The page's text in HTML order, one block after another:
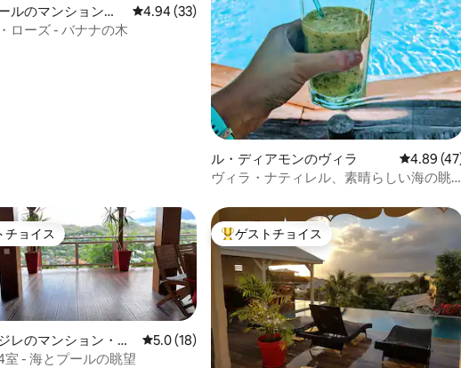
つ星の平均評価
ルのマンション・
レビュー33件、5つ星中4.94つ星の平均評価
4.94 (33)
ローズ - バナナの木
ル・ディアモンのヴィラ レビュー
4.89
ヴィラ・ナティレル、素晴らしい海の眺
ゲストチョイスです。
チョイス
レのマンション・ア
レビュー18件、5つ星中5.0つ星の平均評価
5.0 (18)
室 - 海とプールの眺望
大好評のゲストチョイスです。
ゲストチョイス